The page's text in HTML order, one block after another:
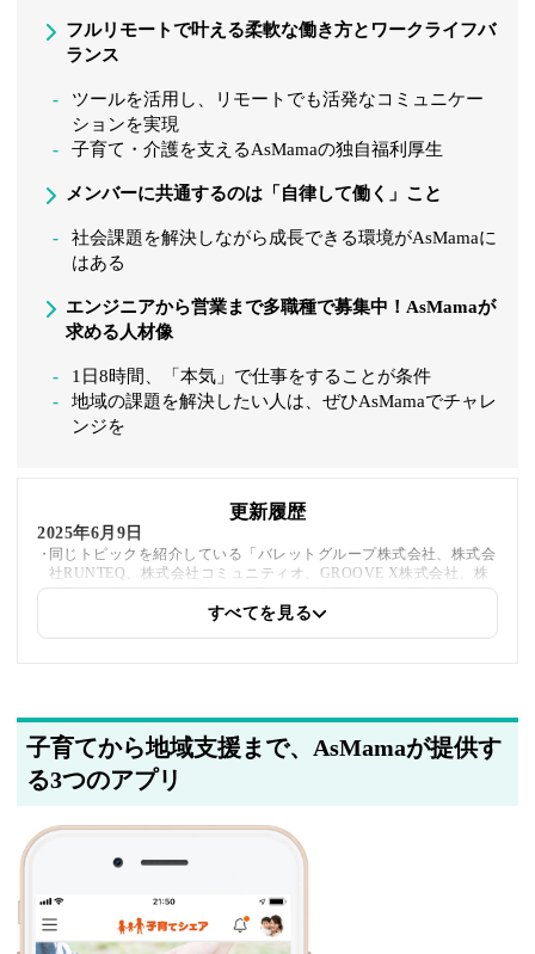
フルリモートで叶える柔軟な働き方とワークライフバ
ランス
ツールを活用し、リモートでも活発なコミュニケー
ションを実現
子育て・介護を支えるAsMamaの独自福利厚生
メンバーに共通するのは「自律して働く」こと
社会課題を解決しながら成長できる環境がAsMamaに
はある
エンジニアから営業まで多職種で募集中！AsMamaが
求める人材像
1日8時間、「本気」で仕事をすることが条件
地域の課題を解決したい人は、ぜひAsMamaでチャレ
ンジを
更新履歴
2025年6月9日
同じトピックを紹介している「バレットグループ株式会社、株式会
社RUNTEQ、株式会社コミュニティオ、GROOVE X株式会社、株
式会社シナモン、株式会社出前館」への内部リンクを追加しました
すべてを見る
子育てから地域支援まで、AsMamaが提供す
る3つのアプリ